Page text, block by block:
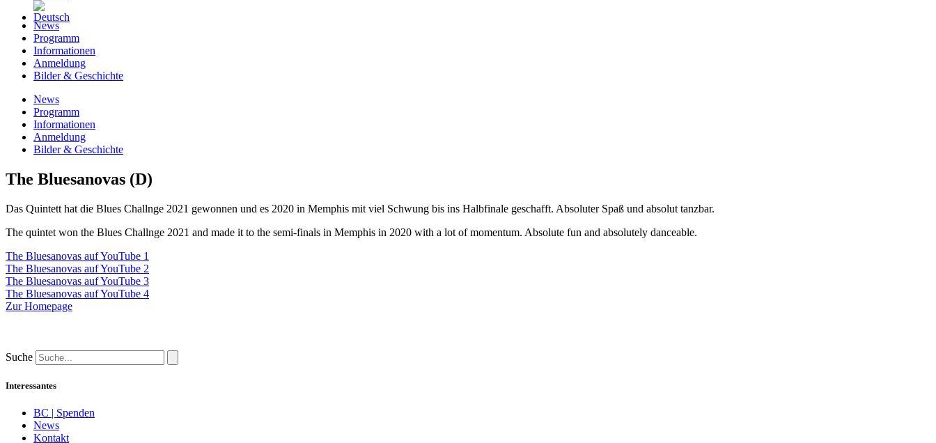
News
Programm
Informationen
Anmeldung
Bilder & Geschichte
News
Programm
Informationen
Anmeldung
Bilder & Geschichte
The Bluesanovas (D)
Das Quintett hat die Blues Challnge 2021 gewonnen und es 2020 in Memphis mit viel Schwung bis ins Halbfinale geschafft. Absoluter Spaß und absolut tanzbar.
The quintet won the Blues Challnge 2021 and made it to the semi-finals in Memphis in 2020 with a lot of momentum. Absolute fun and absolutely danceable.
The Bluesanovas auf YouTube 1
The Bluesanovas auf YouTube 2
The Bluesanovas auf YouTube 3
The Bluesanovas auf YouTube 4
Zur Homepage
Suche
Interessantes
BC | Spenden
News
Kontakt